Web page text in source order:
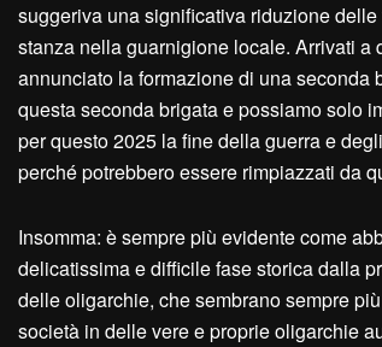
suggeriva una significativa riduzione
stanza nella guarnigione locale. Arrivati
annunciato la formazione di una seconda
questa seconda brigata e possiamo solo
per questo 2025 la fine della guerra e
perché potrebbero essere rimpiazzati da
Insomma: è sempre più evidente come
delicatissima e difficile fase storica dalla
delle oligarchie, che sembrano sempre
società in delle vere e proprie oligarchie